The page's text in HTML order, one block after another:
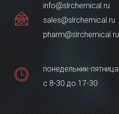
info@slrchemical.ru
sales@slrchemical.ru
pharm@slrchemical.ru
понедельник-пятница
с 8-30 до 17-30